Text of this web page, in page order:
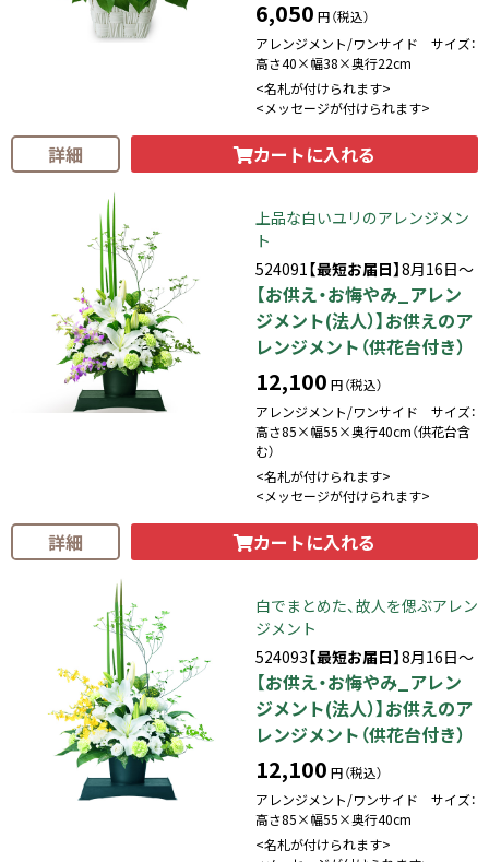
6,050 円（税込）
アレンジメント/ワンサイド サイズ：
高さ40×幅38×奥行22cm
<名札が付けられます>
<メッセージが付けられます>
詳細 カートに入れる
上品な白いユリのアレンジメン
ト
524091【最短お届日】8月16日～
【お供え・お悔やみ_アレン
ジメント(法人）】お供えのア
レンジメント（供花台付き）
12,100 円（税込）
アレンジメント/ワンサイド サイズ：
高さ85×幅55×奥行40cm（供花台含
む）
<名札が付けられます>
<メッセージが付けられます>
詳細 カートに入れる
白でまとめた、故人を偲ぶアレン
ジメント
524093【最短お届日】8月16日～
【お供え・お悔やみ_アレン
ジメント(法人）】お供えのア
レンジメント（供花台付き）
12,100 円（税込）
アレンジメント/ワンサイド サイズ：
高さ85×幅55×奥行40cm
<名札が付けられます>